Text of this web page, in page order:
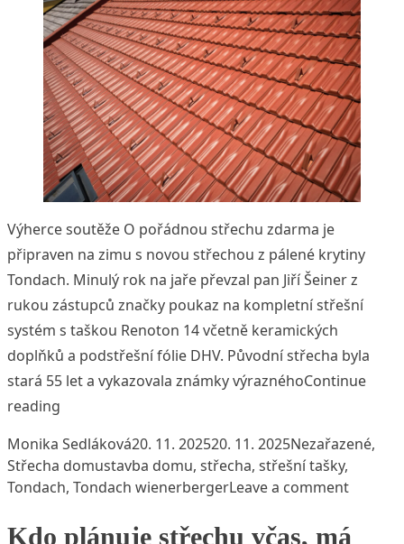
Výherce soutěže O pořádnou střechu zdarma je
připraven na zimu s novou střechou z pálené krytiny
Tondach. Minulý rok na jaře převzal pan Jiří Šeiner z
rukou zástupců značky poukaz na kompletní střešní
systém s taškou Renoton 14 včetně keramických
doplňků a podstřešní fólie DHV. Původní střecha byla
stará 55 let a vykazovala známky výraznéhoContinue
reading
Posted by
Monika Sedláková20. 11. 202520. 11. 2025Posted in
Nezařazené,
Střecha domuTags:
stavba domu, střecha, střešní tašky,
Tondach, Tondach wienerbergerLeave a commenton
Kdo plánuje střechu včas, má